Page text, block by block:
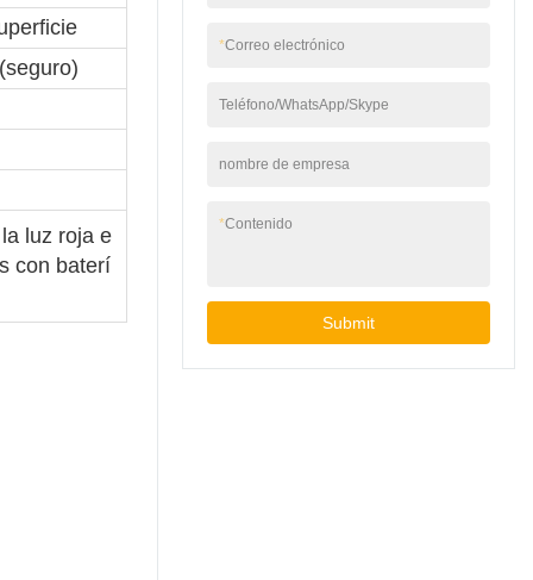
luz roja e
con baterí
*Correo electrónico
Teléfono/WhatsApp/Skype
nombre de empresa
*Contenido
Submit